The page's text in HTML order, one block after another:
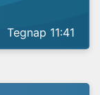
Tegnap 11:41